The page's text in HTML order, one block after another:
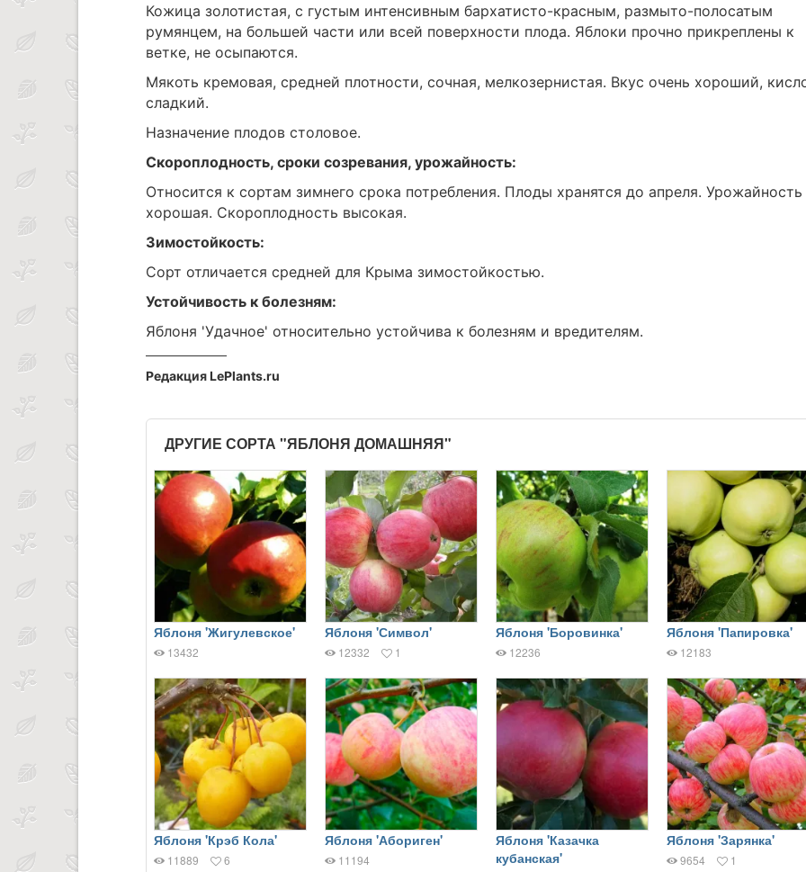
Кожица золотистая, с густым интенсивным бархатисто-красным, размыто-полосатым
румянцем, на большей части или всей поверхности плода. Яблоки прочно прикреплены к
ветке, не осыпаются.
Мякоть кремовая, средней плотности, сочная, мелкозернистая. Вкус очень хороший,
сладкий.
Назначение плодов столовое.
Скороплодность, сроки созревания, урожайность:
Относится к сортам зимнего срока потребления. Плоды хранятся до апреля. Урожайность
хорошая. Скороплодность высокая.
Зимостойкость:
Сорт отличается средней для Крыма зимостойкостью.
Устойчивость к болезням:
Яблоня 'Удачное' относительно устойчива к болезням и вредителям.
Редакция LePlants.ru
ДРУГИЕ СОРТА "ЯБЛОНЯ ДОМАШНЯЯ"
Яблоня 'Жигулевское'
13432
Яблоня 'Символ'
12332 1
Яблоня 'Боровинка'
12236
Яблоня 'Папировка'
12183
Яблоня 'Крэб Кола'
11889 6
Яблоня 'Абориген'
11194
Яблоня 'Казачка
кубанская'
Яблоня 'Зарянка'
9654 1